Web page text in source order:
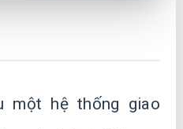
một hệ thống giao